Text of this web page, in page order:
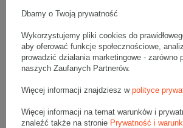
Tektura 5-
Opis produktu
Dbamy o Twoją prywatność
Wykorzystujemy pliki cookies do
aby oferować funkcje społecznościowe,
prowadzić działania marketingowe - zarówno
naszych Zaufanych Partnerów.
Więcej informacji znajdziesz w polityce
Więcej informacji na temat warunków i
znaleźć także na stronie Prywatność i